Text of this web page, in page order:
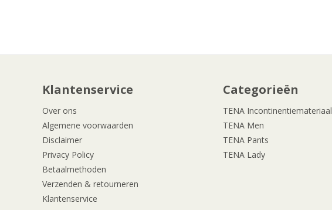
Klantenservice
Over ons
Algemene voorwaarden
Disclaimer
Privacy Policy
Betaalmethoden
Verzenden & retourneren
Klantenservice
Categorieën
TENA Incontinentiemateriaal
TENA Men
TENA Pants
TENA Lady